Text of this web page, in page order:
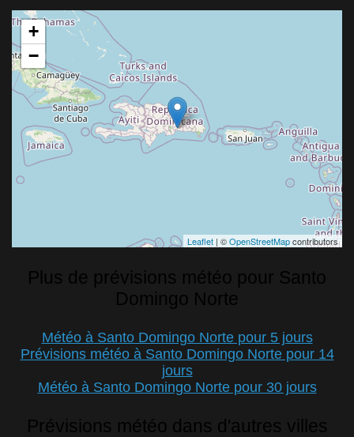
+
−
Leaflet | ©OpenStreetMapcontributors
Plus de prévisions météo pour Santo
Domingo Norte
Météo à Santo Domingo Norte pour 5 jours
Prévisions météo à Santo Domingo Norte pour 14
jours
Météo à Santo Domingo Norte pour 30 jours
Prévisions météo dans d'autres villes